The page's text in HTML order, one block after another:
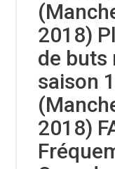
2018)
de buts
saison
2018)